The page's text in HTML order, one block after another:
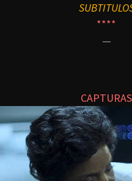
****
—
CAPTURAS